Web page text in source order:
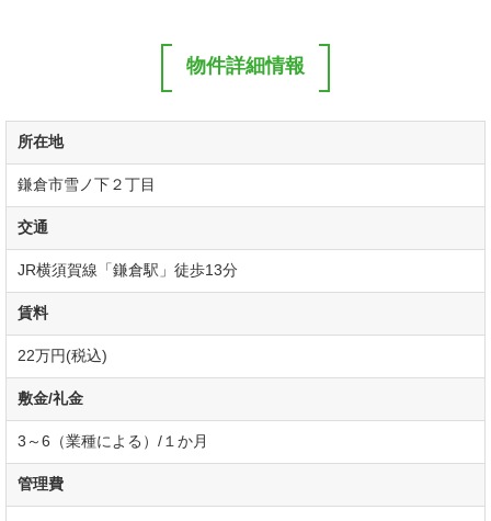
物件詳細情報
所在地
鎌倉市雪ノ下２丁目
交通
JR横須賀線「鎌倉駅」徒歩13分
賃料
22万円(税込)
敷金/礼金
3～6（業種による）/１か月
管理費